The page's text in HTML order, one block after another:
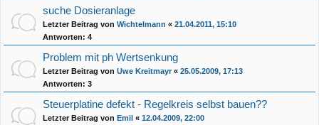
suche Dosieranlage
Letzter Beitrag von Wichtelmann « 21.04.2011, 15:10
Antworten: 4
Problem mit ph Wertsenkung
Letzter Beitrag von Uwe Kreitmayr« 25.05.2009, 17:13
Antworten: 3
Steuerplatine defekt - Regelkreis selbst bauen??
Letzter Beitrag von Emil « 12.04.2009, 22:00